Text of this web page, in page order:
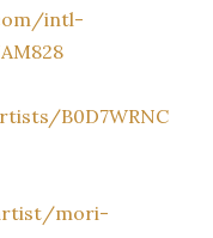
intl-
B0D7WRNC
mori-